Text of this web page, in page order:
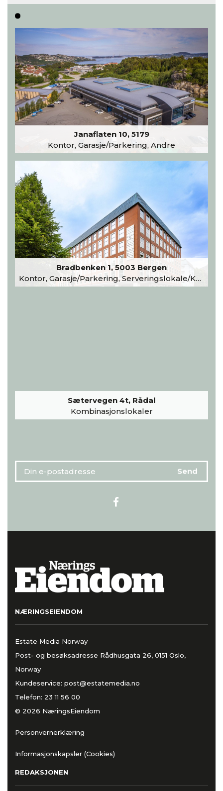
Les hele artikkelen
Janaflaten 10, 5179
Kontor, Garasje/Parkering, Andre
Bradbenken 1, 5003 Bergen
Kontor, Garasje/Parkering, Serveringslokale/Kantine, Undervisning/Arrangement
Sætervegen 4t, Rådal
Kombinasjonslokaler
NÆRINGSEIENDOM
Estate Media Norway
Post- og besøksadresse Rådhusgata 26, 0151 Oslo,
Norway
Kundeservice: post@estatemedia.no
Telefon: 23 11 56 00
© 2026 NæringsEiendom
Personvernerklæring
Informasjonskapsler (Cookies)
REDAKSJONEN